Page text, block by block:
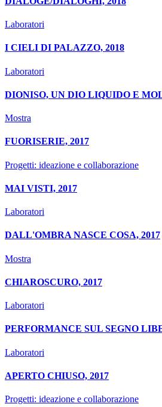
Laboratori
I CIELI DI PALAZZO, 2018
Laboratori
DIONISO, UN DIO LIQUIDO E
Mostra
FUORISERIE, 2017
Progetti: ideazione e collaborazione
MAI VISTI, 2017
Laboratori
DALL'OMBRA NASCE COSA, 2017
Mostra
CHIAROSCURO, 2017
Laboratori
PERFORMANCE SUL SEGNO
Laboratori
APERTO CHIUSO, 2017
Progetti: ideazione e collaborazione